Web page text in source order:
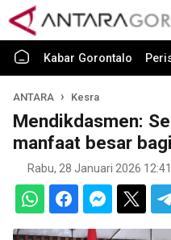
Kabar Gorontalo
ANTARA Kesra
Mendikdasmen:
manfaat besar
Rabu, 28 Januari 2026 12:41